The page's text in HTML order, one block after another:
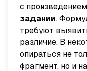
с
задании.
требуют
различие. В
опираться не
фрагмент, но и